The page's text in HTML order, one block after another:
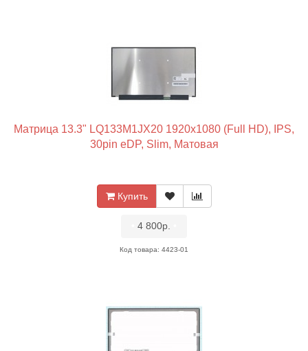
Матрица 13.3" LQ133M1JX20 1920x1080 (Full HD), IPS,
30pin eDP, Slim, Матовая
Купить
4 800р.
Код товара: 4423-01